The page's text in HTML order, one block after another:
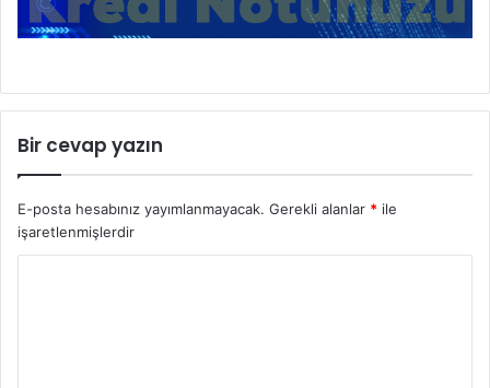
Bir cevap yazın
E-posta hesabınız yayımlanmayacak. Gerekli alanlar * ile
işaretlenmişlerdir